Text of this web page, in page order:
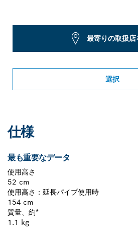
最寄りの取扱店
選択
仕様
最も重要なデータ
使用高さ
52 cm
使用高さ：延長パイプ使用時
154 cm
質量、約*
1.1 kg